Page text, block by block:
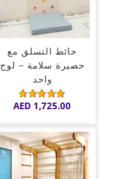
حائط التسلق مع
حصيرة سلامة – لوح
واحد
تم
AED 1,725.00